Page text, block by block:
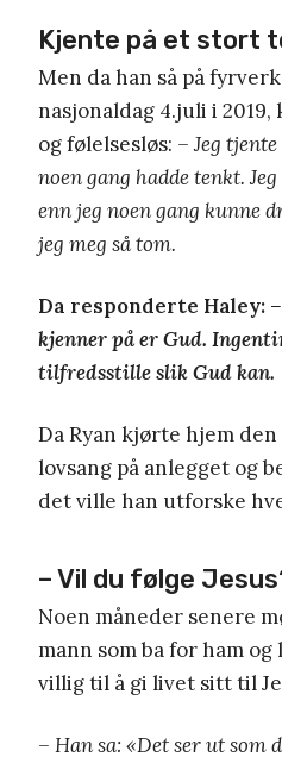
Kjente på et stort
Men da han så på
nasjonaldag 4.juli i 2019,
og følelsesløs: – Jeg
noen gang hadde tenkt.
enn jeg noen gang kunne
jeg meg så tom.
Da responderte Haley:
kjenner på er Gud.
tilfredsstille slik Gud kan.
Da Ryan kjørte hjem
lovsang på anlegget og
det ville han utforske
– Vil du følge
Noen måneder senere
mann som ba for ham
villig til å gi livet sitt til
– Han sa: «Det ser ut som